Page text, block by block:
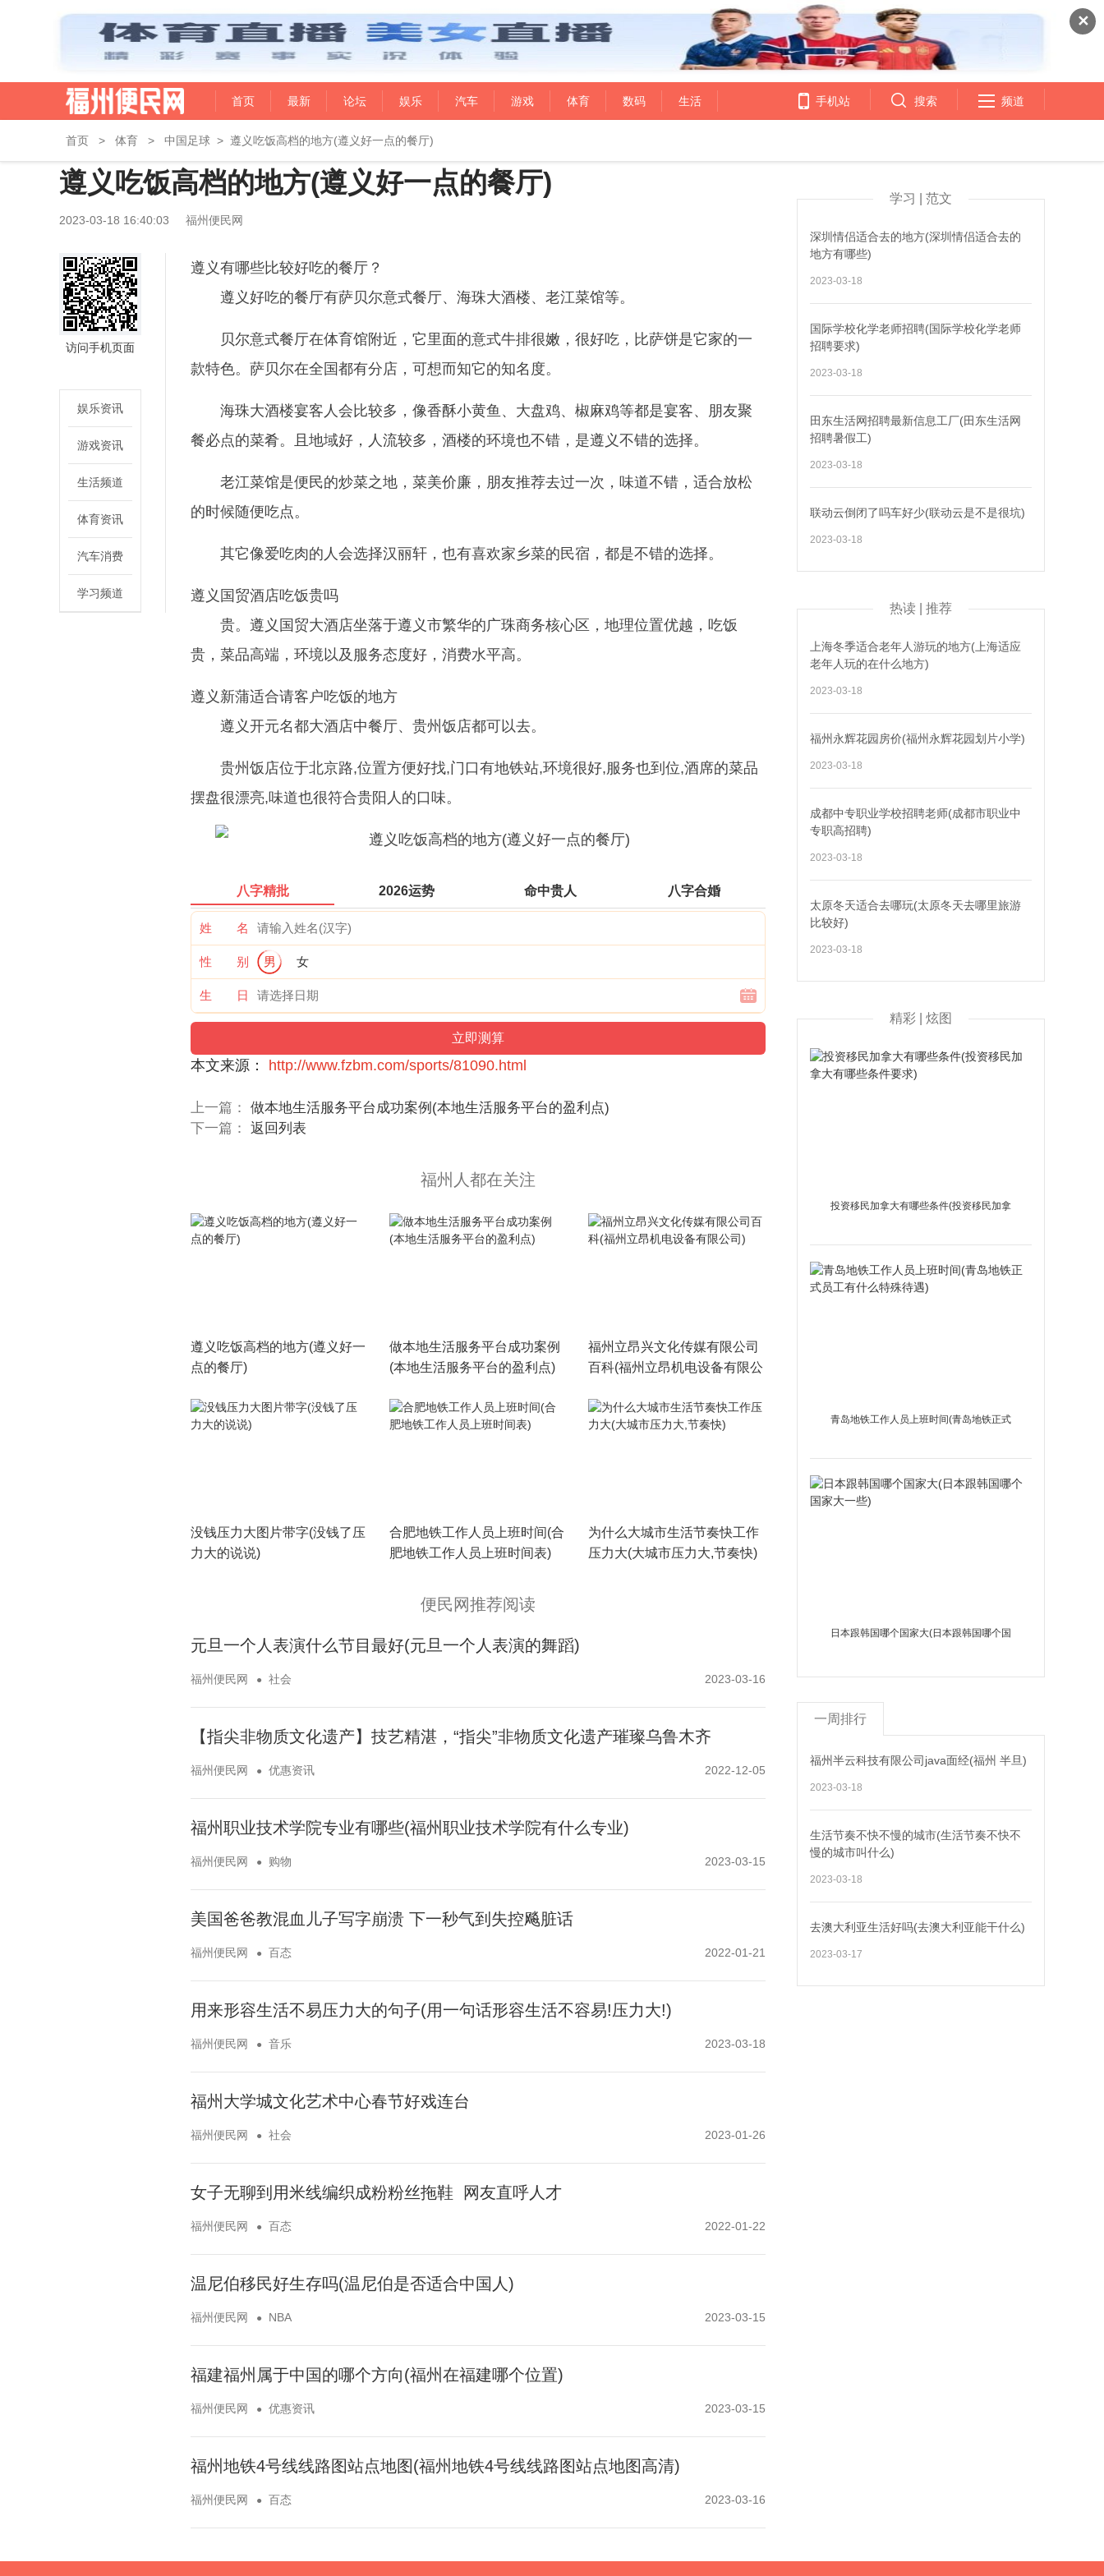
✕
首页 最新 论坛 娱乐 汽车 游戏 体育 数码 生活 手机站 搜索 频道
首页 > 体育 > 中国足球 > 遵义吃饭高档的地方(遵义好一点的餐厅)
遵义吃饭高档的地方(遵义好一点的餐厅)
2023-03-18 16:40:03 福州便民网
访问手机页面
娱乐资讯
游戏资讯
生活频道
体育资讯
汽车消费
学习频道
遵义有哪些比较好吃的餐厅？
遵义好吃的餐厅有萨贝尔意式餐厅、海珠大酒楼、老江菜馆等。
贝尔意式餐厅在体育馆附近，它里面的意式牛排很嫩，很好吃，比萨饼是它家的一
款特色。萨贝尔在全国都有分店，可想而知它的知名度。
海珠大酒楼宴客人会比较多，像香酥小黄鱼、大盘鸡、椒麻鸡等都是宴客、朋友聚
餐必点的菜肴。且地域好，人流较多，酒楼的环境也不错，是遵义不错的选择。
老江菜馆是便民的炒菜之地，菜美价廉，朋友推荐去过一次，味道不错，适合放松
的时候随便吃点。
其它像爱吃肉的人会选择汉丽轩，也有喜欢家乡菜的民宿，都是不错的选择。
遵义国贸酒店吃饭贵吗
贵。遵义国贸大酒店坐落于遵义市繁华的广珠商务核心区，地理位置优越，吃饭
贵，菜品高端，环境以及服务态度好，消费水平高。
遵义新蒲适合请客户吃饭的地方
遵义开元名都大酒店中餐厅、贵州饭店都可以去。
贵州饭店位于北京路,位置方便好找,门口有地铁站,环境很好,服务也到位,酒席的菜品
摆盘很漂亮,味道也很符合贵阳人的口味。
八字精批 2026运势 命中贵人 八字合婚
姓 名
性 别 男 女
生 日
本文来源： http://www.fzbm.com/sports/81090.html
上一篇： 做本地生活服务平台成功案例(本地生活服务平台的盈利点)
下一篇： 返回列表
福州人都在关注
遵义吃饭高档的地方(遵义好一
点的餐厅)
做本地生活服务平台成功案例
(本地生活服务平台的盈利点)
福州立昂兴文化传媒有限公司
百科(福州立昂机电设备有限公
没钱压力大图片带字(没钱了压
力大的说说)
合肥地铁工作人员上班时间(合
肥地铁工作人员上班时间表)
为什么大城市生活节奏快工作
压力大(大城市压力大,节奏快)
便民网推荐阅读
元旦一个人表演什么节目最好(元旦一个人表演的舞蹈)
福州便民网 社会 2023-03-16
【指尖非物质文化遗产】技艺精湛，“指尖”非物质文化遗产璀璨乌鲁木齐
福州便民网 优惠资讯 2022-12-05
福州职业技术学院专业有哪些(福州职业技术学院有什么专业)
福州便民网 购物 2023-03-15
美国爸爸教混血儿子写字崩溃 下一秒气到失控飚脏话
福州便民网 百态 2022-01-21
用来形容生活不易压力大的句子(用一句话形容生活不容易!压力大!)
福州便民网 音乐 2023-03-18
福州大学城文化艺术中心春节好戏连台
福州便民网 社会 2023-01-26
女子无聊到用米线编织成粉粉丝拖鞋 网友直呼人才
福州便民网 百态 2022-01-22
温尼伯移民好生存吗(温尼伯是否适合中国人)
福州便民网 NBA 2023-03-15
福建福州属于中国的哪个方向(福州在福建哪个位置)
福州便民网 优惠资讯 2023-03-15
福州地铁4号线线路图站点地图(福州地铁4号线线路图站点地图高清)
福州便民网 百态 2023-03-16
学习 | 范文
深圳情侣适合去的地方(深圳情侣适合去的
地方有哪些)
2023-03-18
国际学校化学老师招聘(国际学校化学老师
招聘要求)
2023-03-18
田东生活网招聘最新信息工厂(田东生活网
招聘暑假工)
2023-03-18
联动云倒闭了吗车好少(联动云是不是很坑)
2023-03-18
热读 | 推荐
上海冬季适合老年人游玩的地方(上海适应
老年人玩的在什么地方)
2023-03-18
福州永辉花园房价(福州永辉花园划片小学)
2023-03-18
成都中专职业学校招聘老师(成都市职业中
专职高招聘)
2023-03-18
太原冬天适合去哪玩(太原冬天去哪里旅游
比较好)
2023-03-18
精彩 | 炫图
投资移民加拿大有哪些条件(投资移民加拿
青岛地铁工作人员上班时间(青岛地铁正式
日本跟韩国哪个国家大(日本跟韩国哪个国
一周排行
福州半云科技有限公司java面经(福州 半旦)
2023-03-18
生活节奏不快不慢的城市(生活节奏不快不
慢的城市叫什么)
2023-03-18
去澳大利亚生活好吗(去澳大利亚能干什么)
2023-03-17